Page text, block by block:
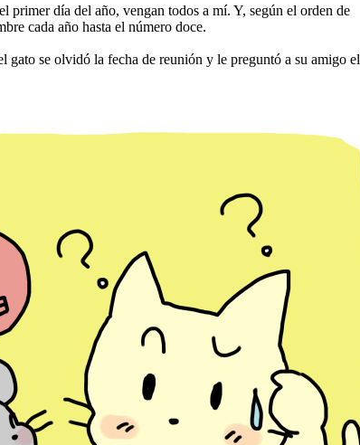
primer día del año, vengan todos a mí. Y, según el orden de
cada año hasta el número doce.
se olvidó la fecha de reunión y le preguntó a su amigo el